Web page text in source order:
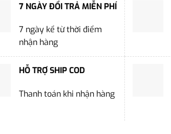
7 NGÀY ĐỔI TRẢ MIỄN PHÍ
7 ngày kể từ thời điểm
nhận hàng
HỖ TRỢ SHIP COD
Thanh toán khi nhận hàng